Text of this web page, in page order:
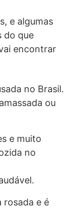
e algumas
do que
encontrar
no Brasil.
ou
e muito
no
rosada e é